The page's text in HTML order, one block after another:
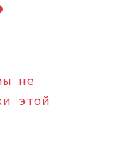
не
этой